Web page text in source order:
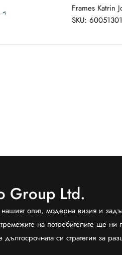
Frames Katrin
SKU:
Group Ltd.
опит, модерна визия и
на потребителите ще ни
си стратегия за